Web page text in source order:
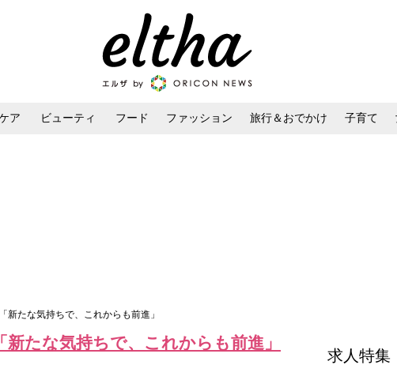
ア ビューティ フード ファッション 旅行＆おでかけ 子育て
新たな気持ちで、これからも前進」
たな気持ちで、これからも前進」
求人特集